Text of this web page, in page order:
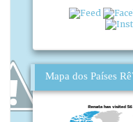
Mapa dos Países